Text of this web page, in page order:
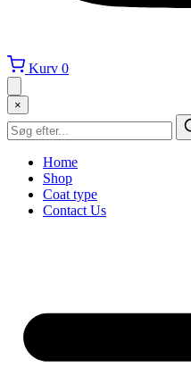
Kurv 0
×
Home
Shop
Coat type
Contact Us